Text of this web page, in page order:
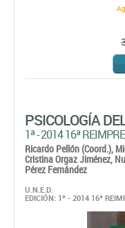
PSICOLOGÍA
1ª - 2014 16ª
Ricardo Pellón (Coord.),
Cristina Orgaz Jiménez,
Pérez Fernández
U.N.E.D.
EDICIÓN: 1ª - 2014 16ª